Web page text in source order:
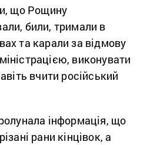
що Рощину
били, тримали в
та карали за відмову
виконувати
вчити російський
інформація, що
рани кінцівок, а